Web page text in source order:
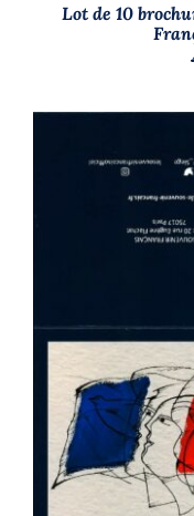
Lot de 10
Stock épuisé